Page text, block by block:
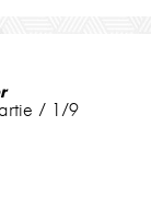
/ 1/9